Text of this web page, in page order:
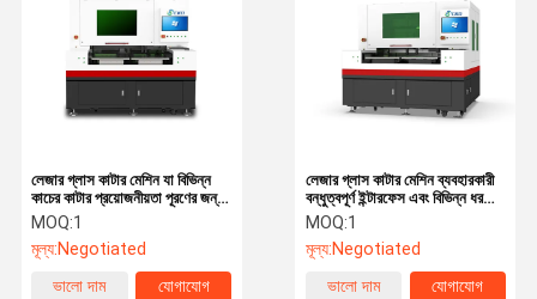
কারখানা ভ্রমণ গুণমান নিয়ন্ত্রণ
আমাদের সাথে
খবর
লেজার গ্লাস কাটার মেশিন ব্যবহারকারী
বন্ধুত্বপূর্ণ ইন্টারফেস এবং বিভিন্ন ধরণের
গ্লাসের জন্য সামঞ্জস্যযোগ্য সেটিংস
দিয়ে সজ্জিত ≤5μm
MOQ:1
মূল্য:Negotiated
ভালো দাম
যোগাযোগ
লেজার গ্লাস কাটার মেশিন যা বিভিন্ন
কাচের কাটার প্রয়োজনীয়তা পূরণের জন্য
নমনীয় অপারেশন মোড সরবরাহ করে ±
0.01 মিমি নির্ভুলতা
MOQ:1
মূল্য:Negotiated
ভালো দাম
যোগাযোগ